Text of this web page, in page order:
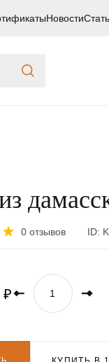
Новости
0 отзывов ID:
₽